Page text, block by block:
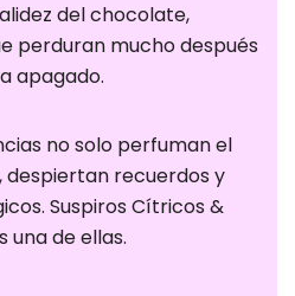
del chocolate,
perduran mucho después
apagado.
no solo perfuman el
despiertan recuerdos y
Suspiros Cítricos &
una de ellas.
única de su
navegador y
dispositivo de
permite estas
cookies,
experimentará
publicidad